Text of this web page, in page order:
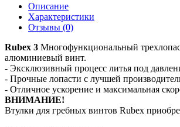
Описание
Характеристики
Отзывы (0)
Rubex 3 Многофункциональный
алюминиевый винт.
- Эксклюзивный процесс литья под
- Прочные лопасти с лучшей
- Отличное ускорение и максимальная
ВНИМАНИЕ!
Втулки для гребных винтов Rubex